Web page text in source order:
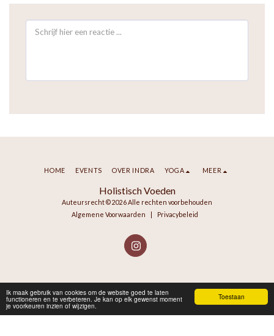
Toestaan
Ik maak gebruik van cookies om de website goed te laten
functioneren en te verbeteren. Je kan op elk gewenst moment
je voorkeuren inzien of wijzigen.
Holistisch Voeden
Auteursrecht © 2026 Alle rechten voorbehouden
Algemene Voorwaarden | Privacybeleid
HOME EVENTS OVER INDRA YOGA MEER